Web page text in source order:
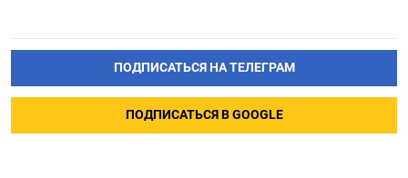
ПОДПИСАТЬСЯ НА ТЕЛЕГРАМ
ПОДПИСАТЬСЯ В GOOGLE